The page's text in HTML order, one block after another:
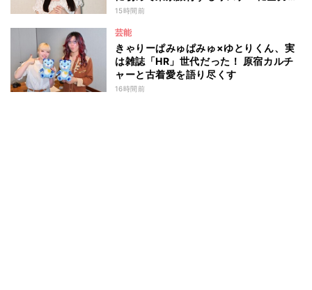
ドバイス！
15時間前
芸能
きゃりーぱみゅぱみゅ×ゆとりくん、実
は雑誌「HR」世代だった！ 原宿カルチ
ャーと古着愛を語り尽くす
16時間前